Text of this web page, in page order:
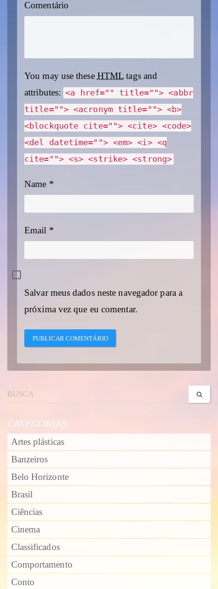
Comentário
You may use these HTML tags and
attributes: <a href="" title=""> <abbr
title=""> <acronym title=""> <b>
<blockquote cite=""> <cite> <code>
<del datetime=""> <em> <i> <q
cite=""> <s> <strike> <strong>
Name *
Email *
Salvar meus dados neste navegador para a
próxima vez que eu comentar.
CATEGORIAS
Artes plásticas
Banzeiros
Belo Horizonte
Brasil
Ciências
Cinema
Classificados
Comportamento
Conto